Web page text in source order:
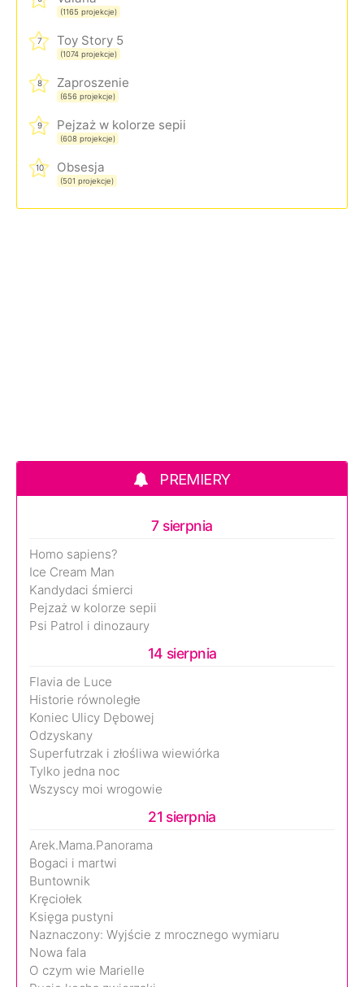
(1165 projekcje)
7 Toy Story 5
(1074 projekcje)
8 Zaproszenie
(656 projekcje)
9 Pejzaż w kolorze sepii
(608 projekcje)
10 Obsesja
(501 projekcje)
PREMIERY
7 sierpnia
Homo sapiens?
Ice Cream Man
Kandydaci śmierci
Pejzaż w kolorze sepii
Psi Patrol i dinozaury
14 sierpnia
Flavia de Luce
Historie równoległe
Koniec Ulicy Dębowej
Odzyskany
Superfutrzak i złośliwa wiewiórka
Tylko jedna noc
Wszyscy moi wrogowie
21 sierpnia
Arek.Mama.Panorama
Bogaci i martwi
Buntownik
Kręciołek
Księga pustyni
Naznaczony: Wyjście z mrocznego wymiaru
Nowa fala
O czym wie Marielle